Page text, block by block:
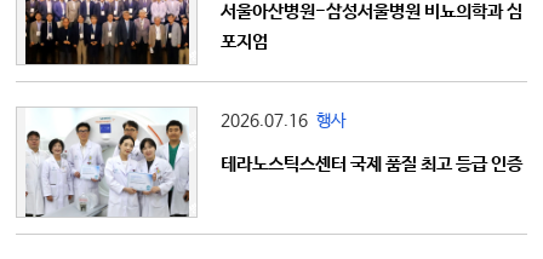
서울아산병원-삼성서울병원 비뇨의학과 심
포지엄
2026.07.16 행사
테라노스틱스센터 국제 품질 최고 등급 인증